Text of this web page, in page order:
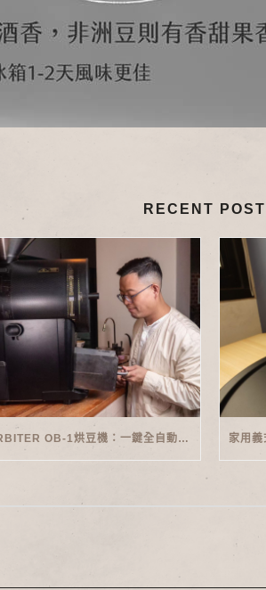
RECENT
ORBITER OB-1烘豆機：一鍵全自動智能烘焙體驗